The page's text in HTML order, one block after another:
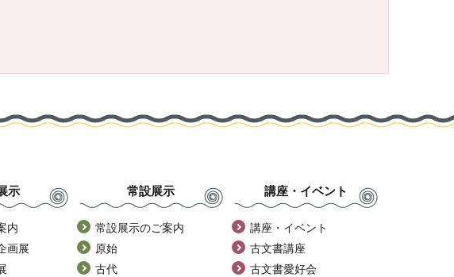
示
内
画展
常設展示
常設展示のご案内
原始
古代
講座・イベント
講座・イベント
古文書講座
古文書愛好会